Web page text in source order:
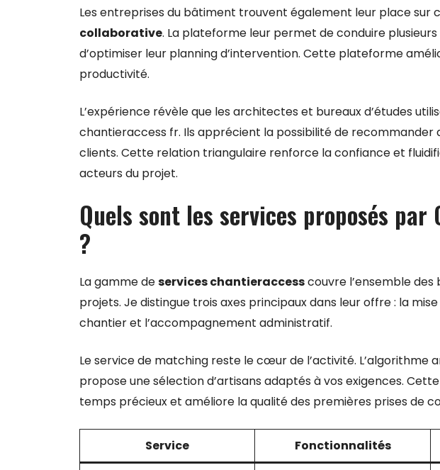
Les entreprises du bâtiment trouvent également leur place sur
collaborative. La plateforme leur permet de conduire
d’optimiser leur planning d’intervention. Cette plateforme
productivité.
L’expérience révèle que les architectes et bureaux d’études
chantieraccess fr. Ils apprécient la possibilité de recommander
clients. Cette relation triangulaire renforce la confiance et
acteurs du projet.
Quels sont les services proposés
?
La gamme deservices chantieraccesscouvre l’ensemble des
projets. Je distingue trois axes principaux dans leur offre : la
chantier et l’accompagnement administratif.
Le service de matching reste le cœur de l’activité. L’algorithme
propose une sélection d’artisans adaptés à vos exigences.
temps précieux et améliore la qualité des premières prises de
Service Fonctionnalités